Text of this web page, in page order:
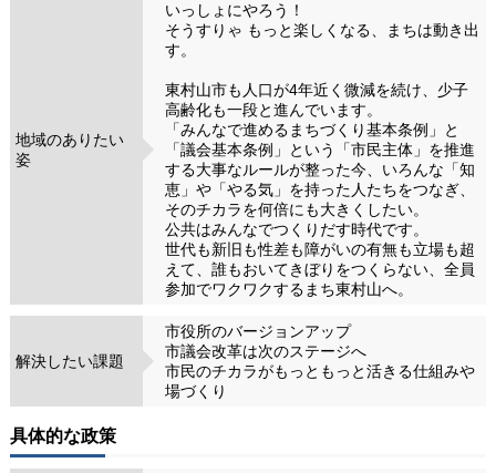
地域のありたい
姿
いっしょにやろう！
そうすりゃ もっと楽しくなる、まちは動き出
す。
東村山市も人口が4年近く微減を続け、少子
高齢化も一段と進んでいます。
「みんなで進めるまちづくり基本条例」と
「議会基本条例」という「市民主体」を推進
する大事なルールが整った今、いろんな「知
恵」や「やる気」を持った人たちをつなぎ、
そのチカラを何倍にも大きくしたい。
公共はみんなでつくりだす時代です。
世代も新旧も性差も障がいの有無も立場も超
えて、誰もおいてきぼりをつくらない、全員
参加でワクワクするまち東村山へ。
解決したい課題
市役所のバージョンアップ
市議会改革は次のステージへ
市民のチカラがもっともっと活きる仕組みや
場づくり
具体的な政策